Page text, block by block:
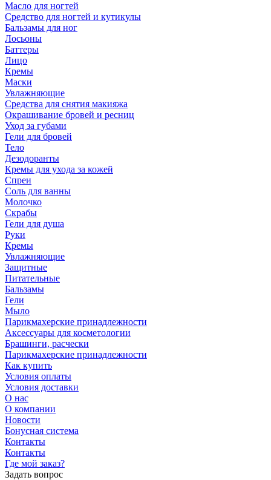
Масло для ногтей
Средство для ногтей и кутикулы
Бальзамы для ног
Лосьоны
Баттеры
Лицо
Кремы
Маски
Увлажняющие
Средства для снятия макияжа
Окрашивание бровей и ресниц
Уход за губами
Гели для бровей
Тело
Дезодоранты
Кремы для ухода за кожей
Спреи
Соль для ванны
Молочко
Скрабы
Гели для душа
Руки
Кремы
Увлажняющие
Защитные
Питательные
Бальзамы
Гели
Мыло
Парикмахерские принадлежности
Аксессуары для косметологии
Брашинги, расчески
Парикмахерские принадлежности
Как купить
Условия оплаты
Условия доставки
О нас
О компании
Новости
Бонусная система
Контакты
Контакты
Где мой заказ?
Задать вопрос